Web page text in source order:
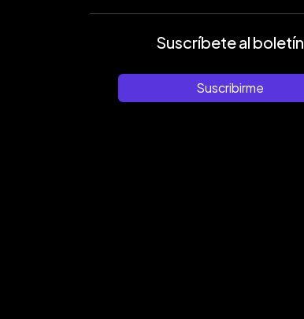
Suscríbete al boletín
Suscribirme